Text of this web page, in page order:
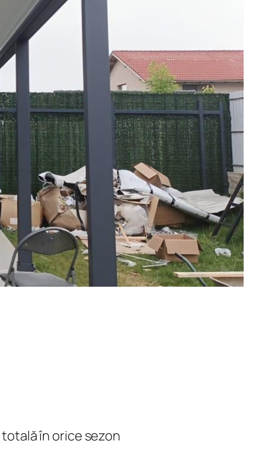
în orice sezon